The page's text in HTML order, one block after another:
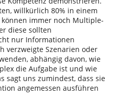
willkürlich 80% in einem
immer noch Multiple-
diese sollten
nur Informationen
verzweigte Szenarien oder
abhängig davon, wie
die Aufgabe ist und wie
sagt uns zumindest, dass sie
angemessen ausführen